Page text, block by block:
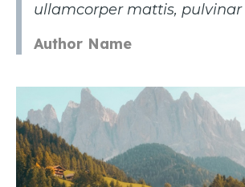
ullamcorper mattis, pulvinar
Author Name